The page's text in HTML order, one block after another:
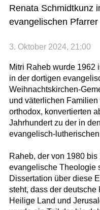
Renata Schmidtkunz
evangelischen
3. Oktober 2024, 21:00
Mitri Raheb wurde 1962
in der dortigen
Weihnachtskirchen-
und väterlichen
orthodox, konvertierten
Jahrhundert zu der in
evangelisch-
Raheb, der von 1980
evangelische Theologie
Dissertation über diese
steht, dass der deutsche
Heilige Land und